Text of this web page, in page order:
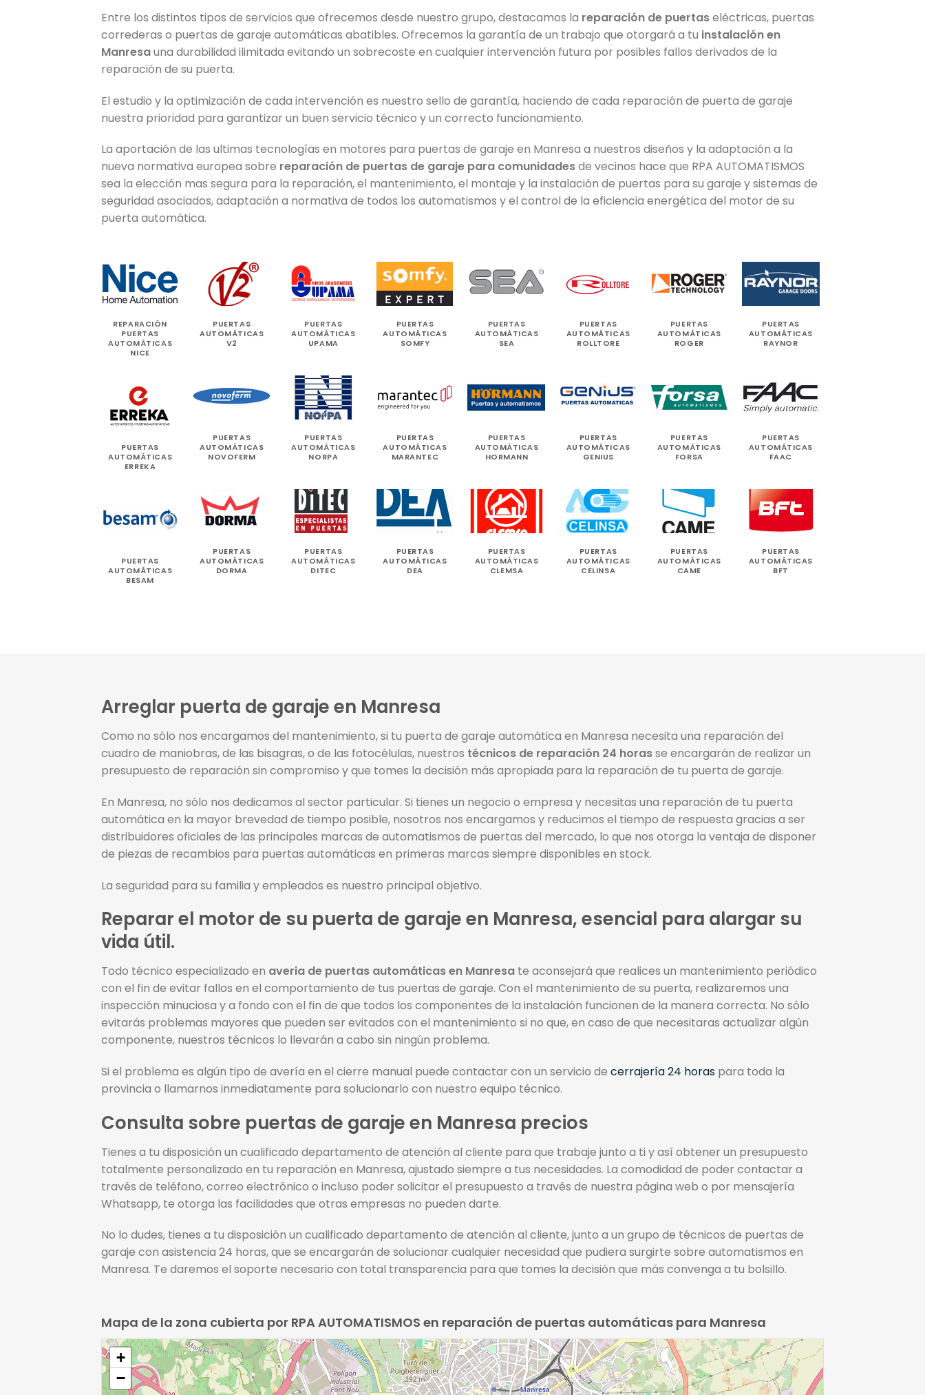
Entre los distintos tipos de servicios que ofrecemos desde nuestro grupo, destacamos la reparación de puertaseléctricas, puertas
correderas o puertas de garaje automáticas abatibles. Ofrecemos la garantía de un trabajo que otorgará a tu instalación en
Manresauna durabilidad ilimitada evitando un sobrecoste en cualquier intervención futura por posibles fallos derivados de la
reparación de su puerta.
El estudio y la optimización de cada intervención es nuestro sello de garantía, haciendo de cada reparación de puerta de garaje
nuestra prioridad para garantizar un buen servicio técnico y un correcto funcionamiento.
La aportación de las ultimas tecnologías en motores para puertas de garaje en Manresa a nuestros diseños y la adaptación a la
nueva normativa europea sobre reparación de puertas de garaje para comunidadesde vecinos hace que RPA AUTOMATISMOS
sea la elección mas segura para la reparación, el mantenimiento, el montaje y la instalación de puertas para su garaje y sistemas de
seguridad asociados, adaptación a normativa de todos los automatismos y el control de la eficiencia energética del motor de su
puerta automática.
REPARACIÓN
PUERTAS
AUTOMÁTICAS
NICE
PUERTAS
AUTOMÁTICAS
V2
PUERTAS
AUTOMÁTICAS
UPAMA
PUERTAS
AUTOMÁTICAS
SOMFY
PUERTAS
AUTOMÁTICAS
SEA
PUERTAS
AUTOMÁTICAS
ROLLTORE
PUERTAS
AUTOMÁTICAS
ROGER
PUERTAS
AUTOMÁTICAS
RAYNOR
PUERTAS
AUTOMÁTICAS
NOVOFERM
PUERTAS
AUTOMÁTICAS
NORPA
PUERTAS
AUTOMÁTICAS
MARANTEC
PUERTAS
AUTOMÁTICAS
HORMANN
PUERTAS
AUTOMÁTICAS
GENIUS
PUERTAS
AUTOMÁTICAS
FORSA
PUERTAS
AUTOMÁTICAS
FAAC
PUERTAS
AUTOMÁTICAS
ERREKA
PUERTAS
AUTOMÁTICAS
DORMA
PUERTAS
AUTOMÁTICAS
DITEC
PUERTAS
AUTOMÁTICAS
DEA
PUERTAS
AUTOMÁTICAS
CLEMSA
PUERTAS
AUTOMÁTICAS
CELINSA
PUERTAS
AUTOMÁTICAS
CAME
PUERTAS
AUTOMÁTICAS
BFT
PUERTAS
AUTOMÁTICAS
BESAM
Arreglar puerta de garaje en Manresa
Como no sólo nos encargamos del mantenimiento, si tu puerta de garaje automática en Manresa necesita una reparación del
cuadro de maniobras, de las bisagras, o de las fotocélulas, nuestros técnicos de reparación 24 horasse encargarán de realizar un
presupuesto de reparación sin compromiso y que tomes la decisión más apropiada para la reparación de tu puerta de garaje.
En Manresa, no sólo nos dedicamos al sector particular. Si tienes un negocio o empresa y necesitas una reparación de tu puerta
automática en la mayor brevedad de tiempo posible, nosotros nos encargamos y reducimos el tiempo de respuesta gracias a ser
distribuidores oficiales de las principales marcas de automatismos de puertas del mercado, lo que nos otorga la ventaja de disponer
de piezas de recambios para puertas automáticas en primeras marcas siempre disponibles en stock.
La seguridad para su familia y empleados es nuestro principal objetivo.
Reparar el motor de su puerta de garaje en Manresa, esencial para alargar su
vida útil.
Todo técnico especializado en averia de puertas automáticas en Manresa te aconsejará que realices un mantenimiento periódico
con el fin de evitar fallos en el comportamiento de tus puertas de garaje. Con el mantenimiento de su puerta, realizaremos una
inspección minuciosa y a fondo con el fin de que todos los componentes de la instalación funcionen de la manera correcta. No sólo
evitarás problemas mayores que pueden ser evitados con el mantenimiento si no que, en caso de que necesitaras actualizar algún
componente, nuestros técnicos lo llevarán a cabo sin ningún problema.
Si el problema es algún tipo de avería en el cierre manual puede contactar con un servicio de cerrajería 24 horas para toda la
provincia o llamarnos inmediatamente para solucionarlo con nuestro equipo técnico.
Consulta sobre puertas de garaje en Manresa precios
Tienes a tu disposición un cualificado departamento de atención al cliente para que trabaje junto a ti y así obtener un presupuesto
totalmente personalizado en tu reparación en Manresa, ajustado siempre a tus necesidades. La comodidad de poder contactar a
través de teléfono, correo electrónico o incluso poder solicitar el presupuesto a través de nuestra página web o por mensajería
Whatsapp, te otorga las facilidades que otras empresas no pueden darte.
No lo dudes, tienes a tu disposición un cualificado departamento de atención al cliente, junto a un grupo de técnicos de puertas de
garaje con asistencia 24 horas, que se encargarán de solucionar cualquier necesidad que pudiera surgirte sobre automatismos en
Manresa. Te daremos el soporte necesario con total transparencia para que tomes la decisión que más convenga a tu bolsillo.
Mapa de la zona cubierta por RPA AUTOMATISMOS en reparación de puertas automáticas para Manresa
+
−